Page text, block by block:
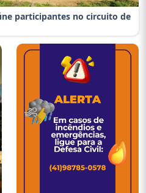
participantes no circuito de